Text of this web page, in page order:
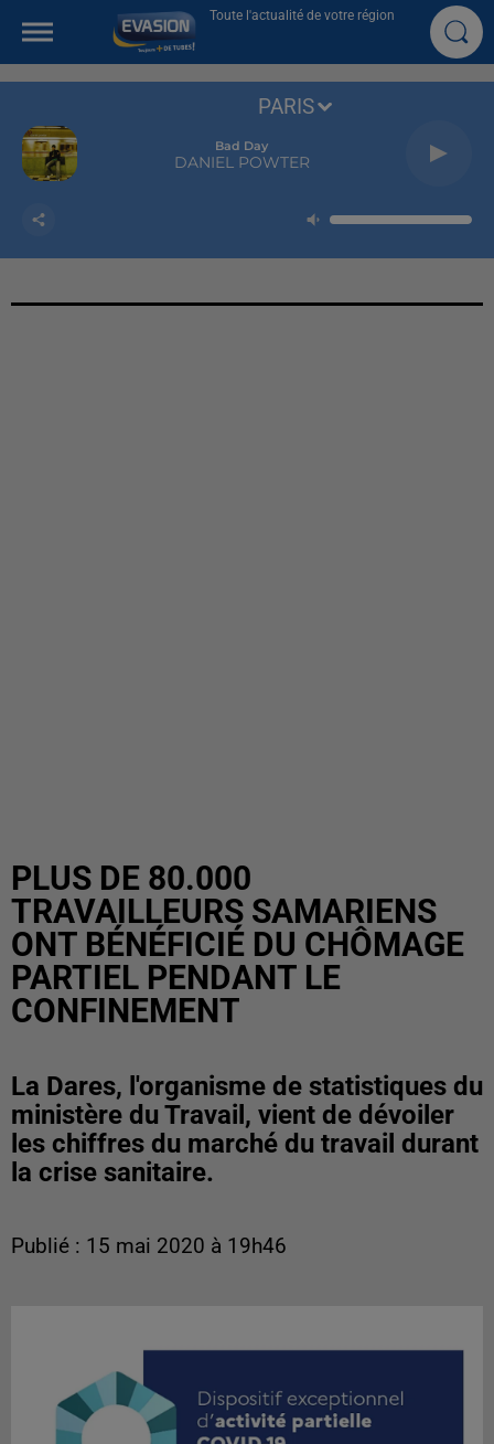
Toute l'actualité de votre région
Bad Day
DANIEL POWTER
PARIS
PLUS DE 80.000
TRAVAILLEURS SAMARIENS
ONT BÉNÉFICIÉ DU CHÔMAGE
PARTIEL PENDANT LE
CONFINEMENT
La Dares, l'organisme de statistiques du
ministère du Travail, vient de dévoiler
les chiffres du marché du travail durant
la crise sanitaire.
Publié : 15 mai 2020 à 19h46